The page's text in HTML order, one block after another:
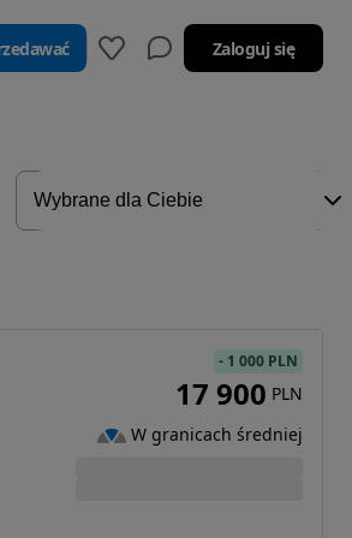
Zaloguj się
- 1 000 PLN
17 900 PLN
W granicach średniej